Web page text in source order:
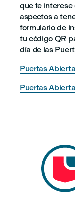
que te interese
aspectos a
formulario de
tu código QR
día de las
Puertas
Puertas